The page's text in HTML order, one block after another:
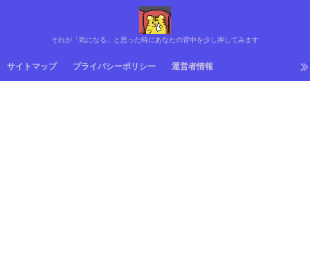
それが「気になる」と思った時にあなたの背中を少し押してみます
サイトマップ プライバシーポリシー 運営者情報